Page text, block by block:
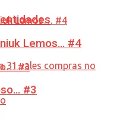
Lemos… #4
#3